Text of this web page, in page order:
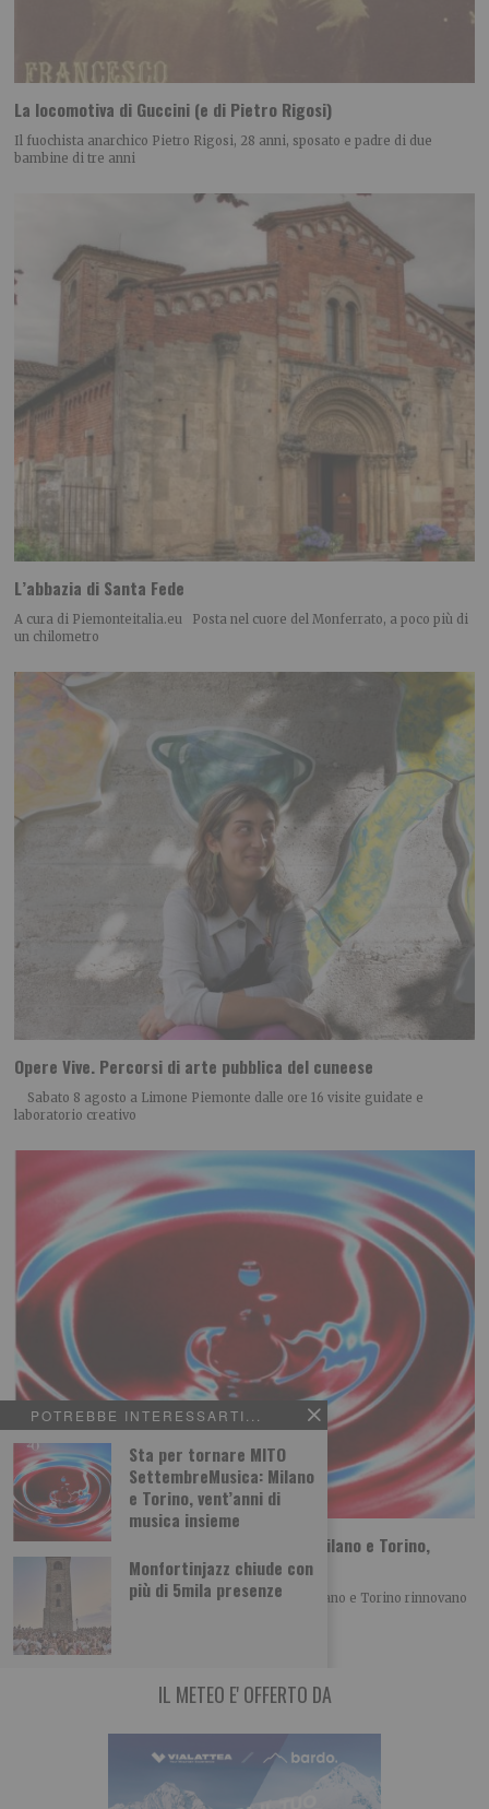
POTREBBE INTERESSARTI...
Sta per tornare MITO
SettembreMusica: Milano
e Torino, vent’anni di
musica insieme
Monfortinjazz chiude con
più di 5mila presenze
La locomotiva di Guccini (e di Pietro Rigosi)
Il fuochista anarchico Pietro Rigosi, 28 anni, sposato e padre di due
bambine di tre anni
L’abbazia di Santa Fede
A cura di Piemonteitalia.eu Posta nel cuore del Monferrato, a poco più di
un chilometro
Opere Vive. Percorsi di arte pubblica del cuneese
Sabato 8 agosto a Limone Piemonte dalle ore 16 visite guidate e
laboratorio creativo
Sta per tornare MITO SettembreMusica: Milano e Torino,
vent’anni di musica insieme
Con la XX edizione di MITO SettembreMusica, Milano e Torino rinnovano
un patto culturale che, anno
IL METEO E' OFFERTO DA